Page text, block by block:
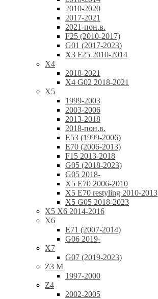
2010-2020
2017-2021
2021-пон.в.
F25 (2010-2017)
G01 (2017-2023)
X3 F25 2010-2014
X4
2018-2021
X4 G02 2018-2021
X5
1999-2003
2003-2006
2013-2018
2018-пон.в.
E53 (1999-2006)
E70 (2006-2013)
F15 2013-2018
G05 (2018-2023)
G05 2018-
X5 E70 2006-2010
X5 E70 restyling 2010-2013
X5 G05 2018-2023
X5 X6 2014-2016
X6
E71 (2007-2014)
G06 2019-
X7
G07 (2019-2023)
Z3 M
1997-2000
Z4
2002-2005